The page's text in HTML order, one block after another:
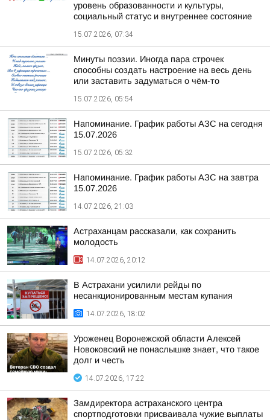
уровень образованности и культуры,
социальный статус и внутреннее состояние
15.07.2026, 07:34
Минуты поэзии. Иногда пара строчек
способны создать настроение на весь день
или заставить задуматься о чём-то
15.07.2026, 05:54
Напоминание. График работы АЗС на сегодня
15.07.2026
15.07.2026, 05:32
Напоминание. График работы АЗС на завтра
15.07.2026
14.07.2026, 21:03
Астраханцам рассказали, как сохранить
молодость
14.07.2026, 20:12
В Астрахани усилили рейды по
несанкционированным местам купания
14.07.2026, 18:02
Уроженец Воронежской области Алексей
Новоковский не понаслышке знает, что такое
долг и честь
14.07.2026, 17:22
Замдиректора астраханского центра
спортподготовки присваивала чужие выплаты